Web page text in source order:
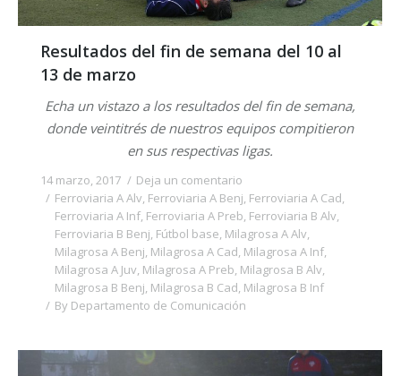
Resultados del fin de semana del 10 al
13 de marzo
Echa un vistazo a los resultados del fin de semana,
donde veintitrés de nuestros equipos compitieron
en sus respectivas ligas.
14 marzo, 2017
Deja un comentario
Ferroviaria A Alv, Ferroviaria A Benj, Ferroviaria A Cad,
Ferroviaria A Inf, Ferroviaria A Preb, Ferroviaria B Alv,
Ferroviaria B Benj, Fútbol base, Milagrosa A Alv,
Milagrosa A Benj, Milagrosa A Cad, Milagrosa A Inf,
Milagrosa A Juv, Milagrosa A Preb, Milagrosa B Alv,
Milagrosa B Benj, Milagrosa B Cad, Milagrosa B Inf
By Departamento de Comunicación